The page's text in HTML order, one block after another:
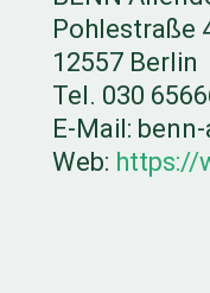
Pohlestraße
12557 Berlin
Tel. 030
E-Mail:
Web: https://